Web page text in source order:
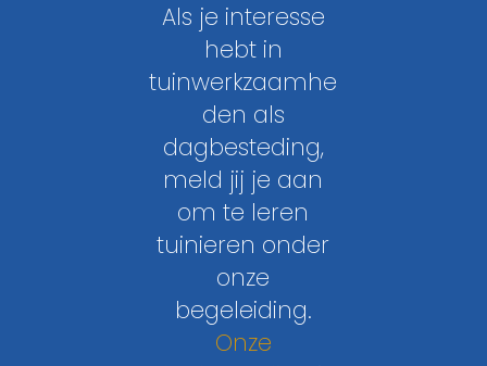
Als je interesse
hebt in
tuinwerkzaamhe
den als
dagbesteding,
meld jij je aan
om te leren
tuinieren onder
onze
begeleiding.
Onze